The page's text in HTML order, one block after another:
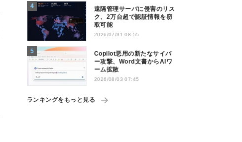
遠隔管理サーバに侵害のリス
ク、2万台超で認証情報を窃
取可能
2026/07/31 08:55
Copilot悪用の新たなサイバ
ー攻撃、Word文書からAIワ
ーム拡散
2026/08/03 07:45
ランキングをもっと見る